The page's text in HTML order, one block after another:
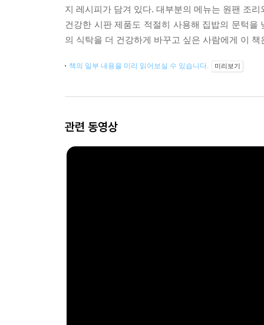
지 레시피가 담겨 있다. 대부분의 메뉴는 원팬 조
건강한 시판 제품도 적절히 사용해 집밥의 문턱
의 식탁을 더 건강하게 바꾸고 싶은 사람에게 이
책의 일부 내용을 미리 읽어보실 수 있습니다. 미리보기
관련 동영상